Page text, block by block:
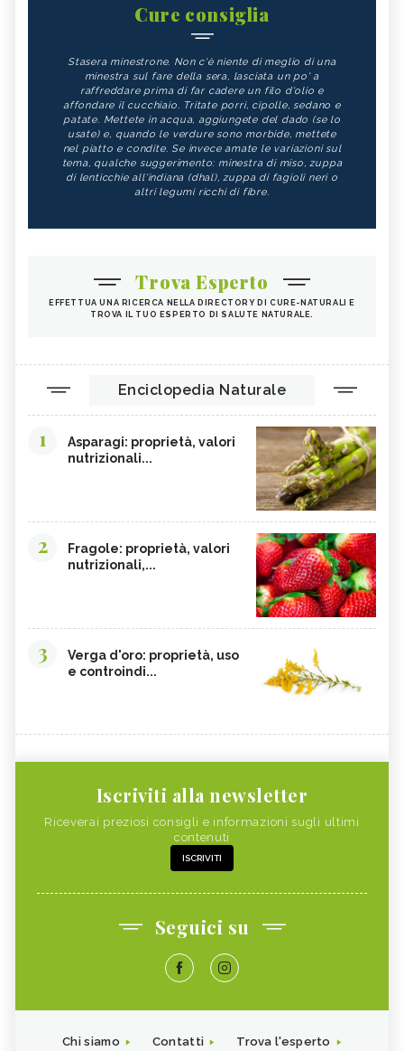
Cure consiglia
Stasera minestrone. Non c'è niente di meglio di una
minestra sul fare della sera, lasciata un po' a
raffreddare prima di far cadere un filo d'olio e
affondare il cucchiaio. Tritate porri, cipolle, sedano e
patate. Mettete in acqua, aggiungete del dado (se lo
usate) e, quando le verdure sono morbide, mettete
nel piatto e condite. Se invece amate le variazioni sul
tema, qualche suggerimento: minestra di miso, zuppa
di lenticchie all'indiana (dhal), zuppa di fagioli neri o
altri legumi ricchi di fibre.
Trova Esperto
EFFETTUA UNA RICERCA NELLA DIRECTORY DI CURE-NATURALI E
TROVA IL TUO ESPERTO DI SALUTE NATURALE.
Enciclopedia Naturale
1
Asparagi: proprietà, valori
nutrizionali...
2
Fragole: proprietà, valori
nutrizionali,...
3
Verga d'oro: proprietà, uso
e controindi...
Iscriviti alla newsletter
Riceverai preziosi consigli e informazioni sugli ultimi
contenuti
ISCRIVITI
Seguici su
Chi siamo Contatti Trova l'esperto